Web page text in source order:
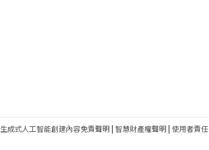
生成式人工智能創建內容免責聲明| 智慧財產權聲明| 使用者責任